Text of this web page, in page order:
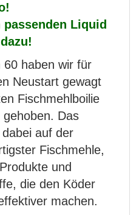
passenden Liquid
60 haben wir für
Neustart gewagt
Fischmehlboilie
Das
auf der
Fischmehle,
und
die den Köder
machen.